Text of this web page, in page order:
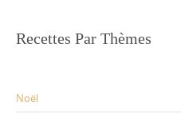
Recettes Par Thèmes
Noël